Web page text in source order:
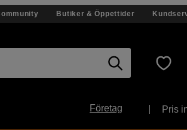
Butiker & Öppettider
Företag Pris